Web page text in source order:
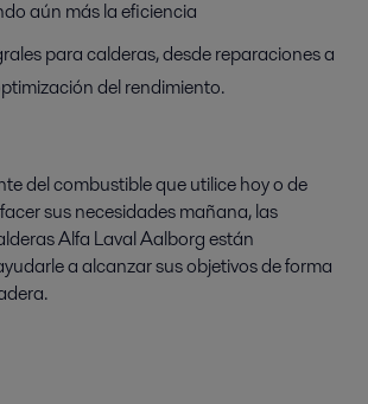
aún más la eficiencia
para calderas, desde reparaciones a
del rendimiento.
del combustible que utilice hoy o de
sus necesidades mañana, las
Alfa Laval Aalborg están
a alcanzar sus objetivos de forma